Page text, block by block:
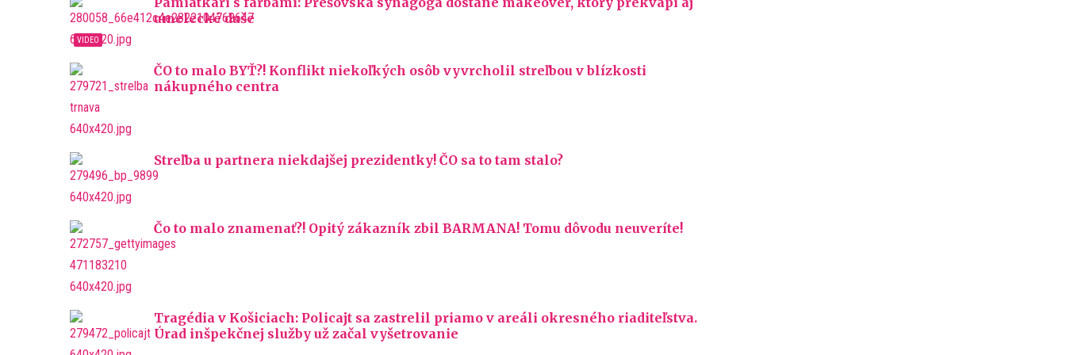
umelecké duše
ČO to malo BYŤ?! Konflikt niekoľkých osôb vyvrcholil streľbou v blízkosti
nákupného centra
Streľba u partnera niekdajšej prezidentky! ČO sa to tam stalo?
Čo to malo znamenať?! Opitý zákazník zbil BARMANA! Tomu dôvodu neuveríte!
Tragédia v Košiciach: Policajt sa zastrelil priamo v areáli okresného riaditeľstva.
Úrad inšpekčnej služby už začal vyšetrovanie